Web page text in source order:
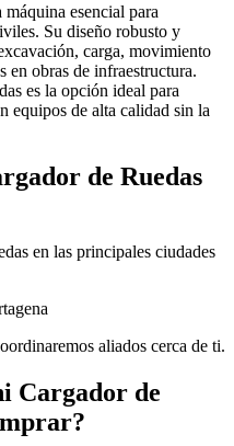
esencial para
Su diseño robusto y
carga, movimiento
en obras de infraestructura.
es la opción ideal para
equipos de alta calidad sin la
de Ruedas
en las principales ciudades
aliados cerca de ti.
Cargador de